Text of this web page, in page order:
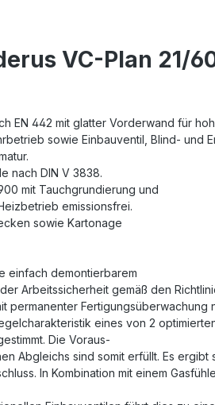
VC-Plan 21/
EN 442 mit glatter Vorderwand für
sowie Einbauventil, Blind- und
nach DIN V 3838.
mit Tauchgrundierung und
emissionsfrei.
sowie Kartonage
einfach demontierbarem
gemäß den
permanenter Fertigungsüberwachung
eines von 2
Die Voraus-
Abgleichs sind somit erfüllt. Es
In Kombination mit einem